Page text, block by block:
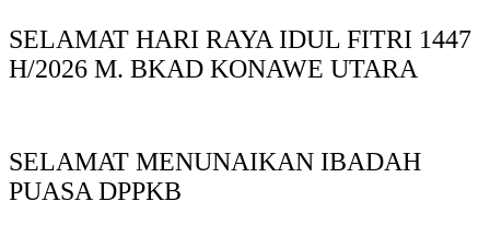
SELAMAT HARI RAYA IDUL FITRI 1447
H/2026 M. BKAD KONAWE UTARA
SELAMAT MENUNAIKAN IBADAH
PUASA DPPKB